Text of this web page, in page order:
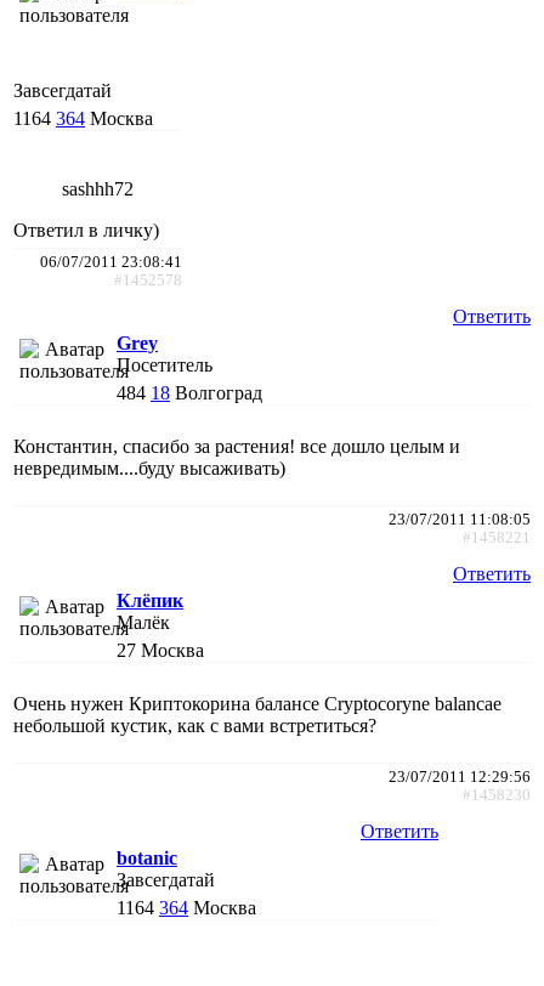
Завсегдатай
1164 364 Москва
sashhh72
Ответил в личку)
06/07/2011 23:08:41
#1452578
Ответить
Grey
Посетитель
484 18 Волгоград
Константин, спасибо за растения! все дошло целым и
невредимым....буду высаживать)
23/07/2011 11:08:05
#1458221
Ответить
Клёпик
Малёк
27 Москва
Очень нужен Криптокорина балансе Cryptocoryne balancae
небольшой кустик, как с вами встретиться?
23/07/2011 12:29:56
#1458230
Ответить
botanic
Завсегдатай
1164 364 Москва